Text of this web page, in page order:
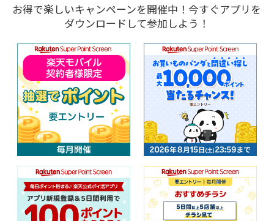
お得で楽しいキャンペーンを開催中！今すぐアプリを
ダウンロードして参加しよう！